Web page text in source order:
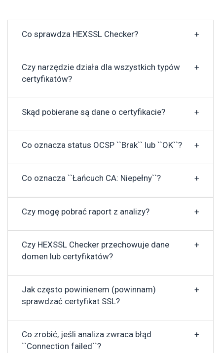
Co sprawdza HEXSSL Checker?
Czy narzędzie działa dla wszystkich typów
certyfikatów?
Skąd pobierane są dane o certyfikacie?
Co oznacza status OCSP ``Brak`` lub ``OK``?
Co oznacza ``Łańcuch CA: Niepełny``?
Czy mogę pobrać raport z analizy?
Czy HEXSSL Checker przechowuje dane
domen lub certyfikatów?
Jak często powinienem (powinnam)
sprawdzać certyfikat SSL?
Co zrobić, jeśli analiza zwraca błąd
``Connection failed``?